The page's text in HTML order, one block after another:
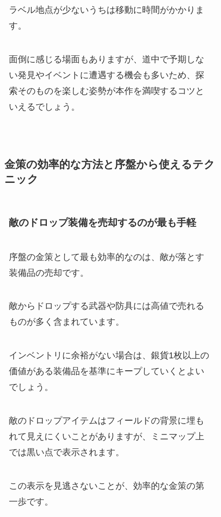
ラベル地点が少ないうちは移動に時間がかかりま
す。
面倒に感じる場面もありますが、道中で予期しな
い発見やイベントに遭遇する機会も多いため、探
索そのものを楽しむ姿勢が本作を満喫するコツと
いえるでしょう。
金策の効率的な方法と序盤から使えるテク
ニック
敵のドロップ装備を売却するのが最も手軽
序盤の金策として最も効率的なのは、敵が落とす
装備品の売却です。
敵からドロップする武器や防具には高値で売れる
ものが多く含まれています。
インベントリに余裕がない場合は、銀貨1枚以上の
価値がある装備品を基準にキープしていくとよい
でしょう。
敵のドロップアイテムはフィールドの背景に埋も
れて見えにくいことがありますが、ミニマップ上
では黒い点で表示されます。
この表示を見逃さないことが、効率的な金策の第
一歩です。